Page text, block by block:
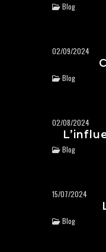
Blog
02/09/2024
Blog
02/08/2024
Blog
15/07/2024
Blog